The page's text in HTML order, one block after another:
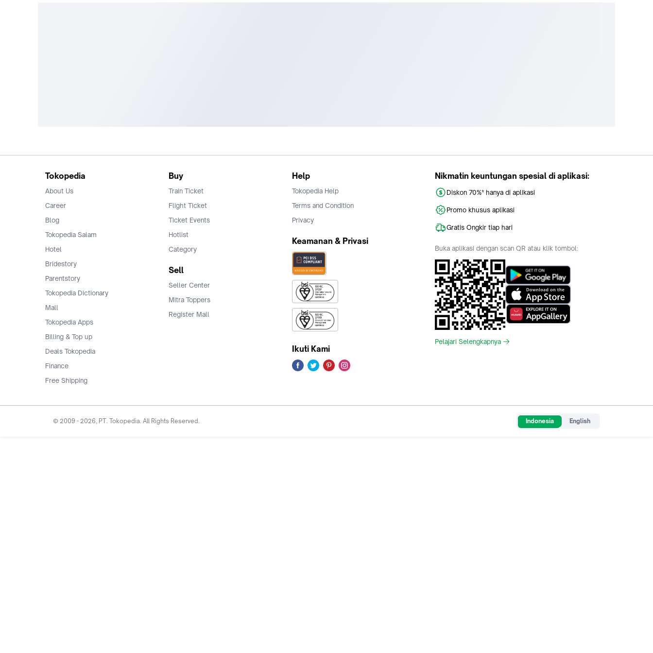
Tokopedia
About Us
Career
Blog
Tokopedia Salam
Hotel
Bridestory
Parentstory
Tokopedia Dictionary
Mall
Tokopedia Apps
Billing & Top up
Deals Tokopedia
Finance
Free Shipping
Buy
Train Ticket
Flight Ticket
Ticket Events
Hotlist
Category
Sell
Seller Center
Mitra Toppers
Register Mall
Help
Tokopedia Help
Terms and Condition
Privacy
Keamanan & Privasi
Ikuti Kami
Nikmatin keuntungan spesial di aplikasi:
Diskon 70%* hanya di aplikasi
Promo khusus aplikasi
Gratis Ongkir tiap hari
Buka aplikasi dengan scan QR atau klik tombol:
Pelajari Selengkapnya
© 2009 - 2026, PT. Tokopedia. All Rights Reserved. Indonesia English